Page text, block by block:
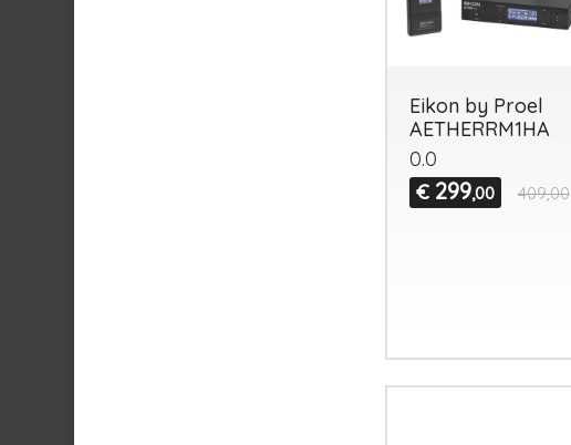
Eikon by Proel
AETHERRM1HA
0.0
€ 299,00 409,00